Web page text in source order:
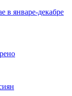
в январе-декабре